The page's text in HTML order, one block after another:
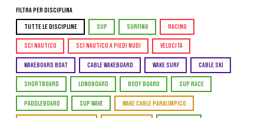
Filtra per Disciplina
TUTTE LE DISCIPLINE SUP SURFING RACING
SCI NAUTICO SCI NAUTICO A PIEDI NUDI VELOCITÀ
WAKEBOARD BOAT CABLE WAKEBOARD WAKE SURF CABLE SKI
SHORTBOARD LONGBOARD BODY BOARD SUP RACE
PADDLEBOARD SUP WAVE WAKE CABLE PARALIMPICO